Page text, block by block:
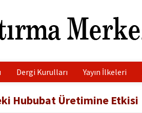
Dergi Kurulları Yayın İlkeleri
Hububat Üretimine Etkisi